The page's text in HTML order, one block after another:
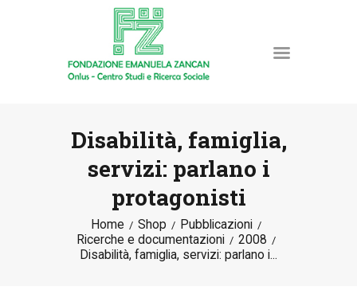
Disabilità, famiglia,
servizi: parlano i
protagonisti
Home Shop
Pubblicazioni
Ricerche e documentazioni
2008
Disabilità, famiglia, servizi: parlano i...
HOME
LA FONDAZIONE
ATTIVITÀ E PROGETTI
PUBBLICAZIONI